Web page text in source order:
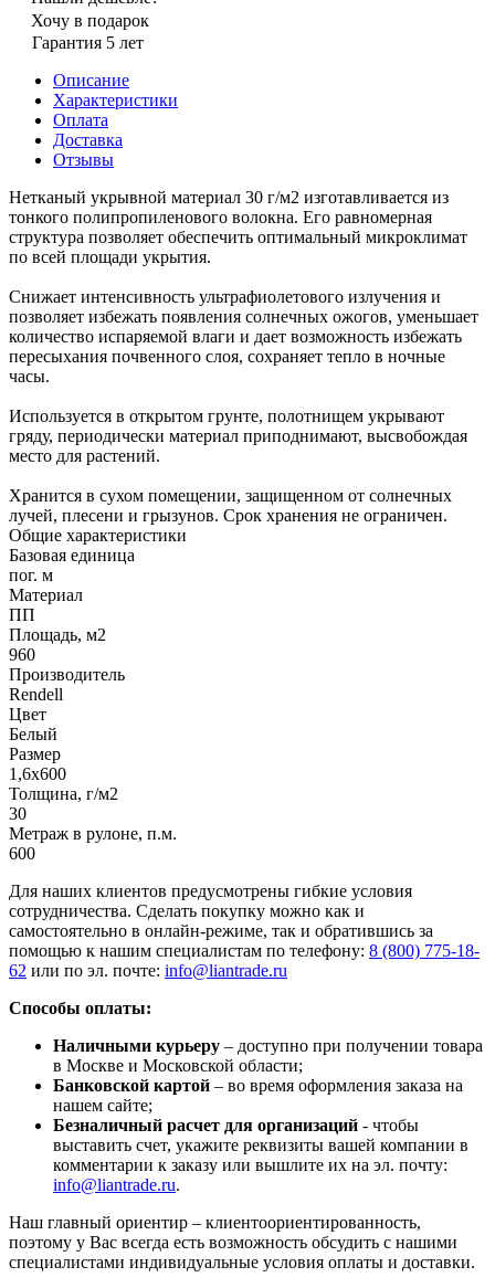
Хочу в подарок
Гарантия 5 лет
Описание
Характеристики
Оплата
Доставка
Отзывы
Нетканый укрывной материал 30 г/м2 изготавливается из
тонкого полипропиленового волокна. Его равномерная
структура позволяет обеспечить оптимальный микроклимат
по всей площади укрытия.
Снижает интенсивность ультрафиолетового излучения и
позволяет избежать появления солнечных ожогов, уменьшает
количество испаряемой влаги и дает возможность избежать
пересыхания почвенного слоя, сохраняет тепло в ночные
часы.
Используется в открытом грунте, полотнищем укрывают
гряду, периодически материал приподнимают, высвобождая
место для растений.
Хранится в сухом помещении, защищенном от солнечных
лучей, плесени и грызунов. Срок хранения не ограничен.
Общие характеристики
Базовая единица
пог. м
Материал
ПП
Площадь, м2
960
Производитель
Rendell
Цвет
Белый
Размер
1,6х600
Толщина, г/м2
30
Метраж в рулоне, п.м.
600
Для наших клиентов предусмотрены гибкие условия
сотрудничества. Сделать покупку можно как и
самостоятельно в онлайн-режиме, так и обратившись за
помощью к нашим специалистам по телефону: 8 (800) 775-18-
62 или по эл. почте: info@liantrade.ru
Способы оплаты:
Наличными курьеру – доступно при получении товара
в Москве и Московской области;
Банковской картой – во время оформления заказа на
нашем сайте;
Безналичный расчет для организаций - чтобы
выставить счет, укажите реквизиты вашей компании в
комментарии к заказу или вышлите их на эл. почту:
info@liantrade.ru.
Наш главный ориентир – клиентоориентированность,
поэтому у Вас всегда есть возможность обсудить с нашими
специалистами индивидуальные условия оплаты и доставки.